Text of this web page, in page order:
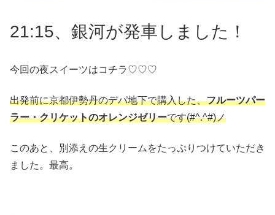
21:15、銀河が発車しました！
今回の夜スイーツはコチラ♡♡♡
出発前に京都伊勢丹のデパ地下で購入した、フルーツパー
ラー・クリケットのオレンジゼリーです(#^.^#)ノ
このあと、別添えの生クリームをたっぷりつけていただき
ました。最高。